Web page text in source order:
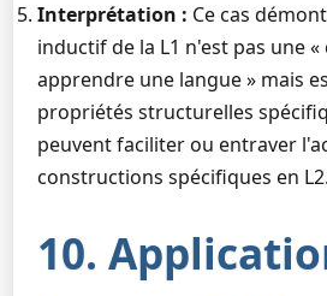
Interprétation : Ce cas
inductif de la L1 n'est pas une
apprendre une langue » mais
propriétés structurelles
peuvent faciliter ou entraver
constructions spécifiques en L2.
10.